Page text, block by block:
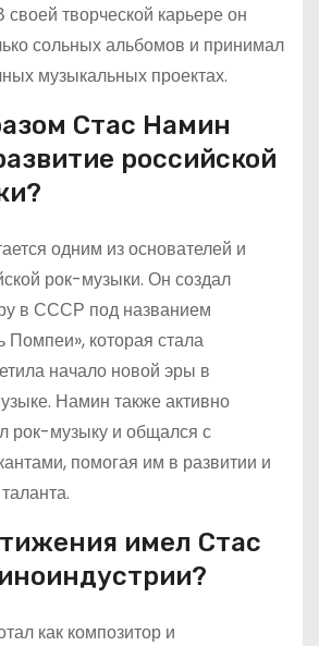
своей творческой карьере он
сольных альбомов и принимал
музыкальных проектах.
Стас Намин
российской
одним из основателей и
рок-музыки. Он создал
в СССР под названием
Помпеи», которая стала
начало новой эры в
Намин также активно
рок-музыку и общался с
помогая им в развитии и
имел Стас
как композитор и